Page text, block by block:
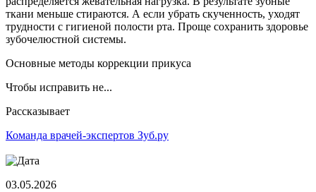
ткани меньше стираются. А если убрать скученность, уходят
трудности с гигиеной полости рта. Проще сохранить здоровье
зубочелюстной системы.
Основные методы коррекции прикуса
Чтобы исправить не...
Рассказывает
Команда врачей-экспертов Зуб.ру
03.05.2026